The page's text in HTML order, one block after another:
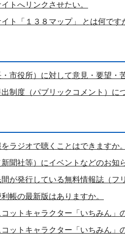
トへリンクさせたい。
ト「１３８マップ」 とは何です
市役所）に対して意見・要望・
制度（パブリックコメント）に
ラジオで聴くことはできますか
聞社等）にイベントなどのお知
が発行している無料情報誌（フ
帳の最新版はありますか。
ットキャラクター「いちみん」
ットキャラクター「いちみん」